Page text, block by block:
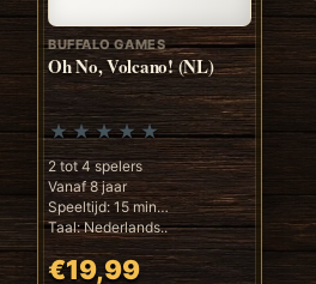
BUFFALO GAMES
Oh No, Volcano! (NL)
2 tot 4 spelers
Vanaf 8 jaar
Speeltijd: 15 min
Taal: Nederlands..
€19,99